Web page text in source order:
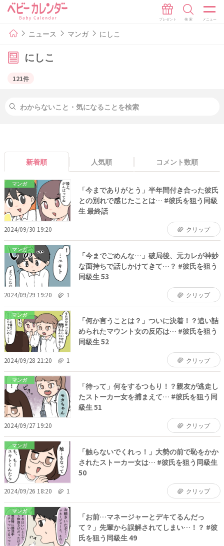
ニュース マンガ にしこ
にしこ
121件
新着順 人気順 コメント数順
マンガ
「今までありがとう」半年間付き合った彼氏
との別れで感じたことは… #彼氏を狙う同級
生 最終話
2024/09/30 19:20 クリップ
マンガ
「今までごめんな…」破局後、元カレが神妙
な面持ちで話しかけてきて…？ #彼氏を狙う
同級生 53
2024/09/29 19:20 1 クリップ
マンガ
「何か言うことは？」ついに決着！？追い詰
められたマウント女の反応は… #彼氏を狙う
同級生 52
2024/09/28 21:20 1 クリップ
マンガ
「待って」何をするつもり！？親友が逃走し
たストーカー女を捕まえて… #彼氏を狙う同
級生 51
2024/09/27 19:20 クリップ
マンガ
「触らないでくれっ！」大勢の前で恥をかか
されたストーカー女は… #彼氏を狙う同級生
50
2024/09/26 18:20 1 クリップ
マンガ
「お前…マネージャーとデキてるんだっ
て？」先輩から誤解されてしまい…！？ #彼
氏を狙う同級生 49